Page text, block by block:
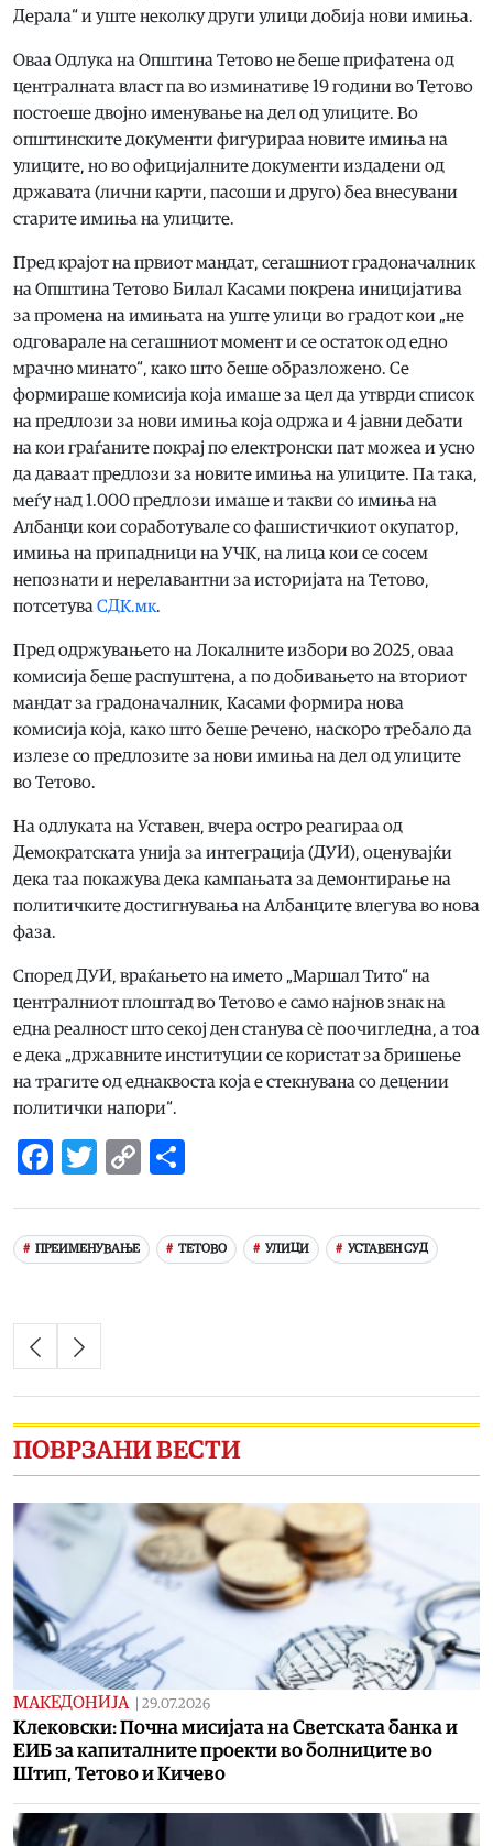
Дерала“ и уште неколку други улици добија нови имиња.
Оваа Одлука на Општина Тетово не беше прифатена од
централната власт па во изминативе 19 години во Тетово
постоеше двојно именување на дел од улиците. Во
општинските документи фигурираа новите имиња на
улиците, но во официјалните документи издадени од
државата (лични карти, пасоши и друго) беа внесувани
старите имиња на улиците.
Пред крајот на првиот мандат, сегашниот градоначалник
на Општина Тетово Билал Касами покрена иницијатива
за промена на имињата на уште улици во градот кои „не
одговарале на сегашниот момент и се остаток од едно
мрачно минато“, како што беше образложено. Се
формираше комисија која имаше за цел да утврди список
на предлози за нови имиња која одржа и 4 јавни дебати
на кои граѓаните покрај по електронски пат можеа и усно
да даваат предлози за новите имиња на улиците. Па така,
меѓу над 1.000 предлози имаше и такви со имиња на
Албанци кои соработувале со фашистичкиот окупатор,
имиња на припадници на УЧК, на лица кои се сосем
непознати и нерелавантни за историјата на Тетово,
потсетува СДК.мк.
Пред одржувањето на Локалните избори во 2025, оваа
комисија беше распуштена, а по добивањето на вториот
мандат за градоначалник, Касами формира нова
комисија која, како што беше речено, наскоро требало да
излезе со предлозите за нови имиња на дел од улиците
во Тетово.
На одлуката на Уставен, вчера остро реагираа од
Демократската унија за интеграција (ДУИ), оценувајќи
дека таа покажува дека кампањата за демонтирање на
политичките достигнувања на Албанците влегува во нова
фаза.
Според ДУИ, враќањето на името „Маршал Тито“ на
централниот плоштад во Тетово е само најнов знак на
една реалност што секој ден станува сè поочигледна, а тоа
е дека „државните институции се користат за бришење
на трагите од еднаквоста која е стекнувана со децении
политички напори“.
Facebook
Twitter
Copy
ПРЕИМЕНУВАЊЕ ТЕТОВО УЛИЦИ УСТАВЕН СУД
ПОВРЗАНИ ВЕСТИ
МАКЕДОНИЈА | 29.07.2026
Клековски: Почна мисијата на Светската банка и
ЕИБ за капиталните проекти во болниците во
Штип, Тетово и Кичево